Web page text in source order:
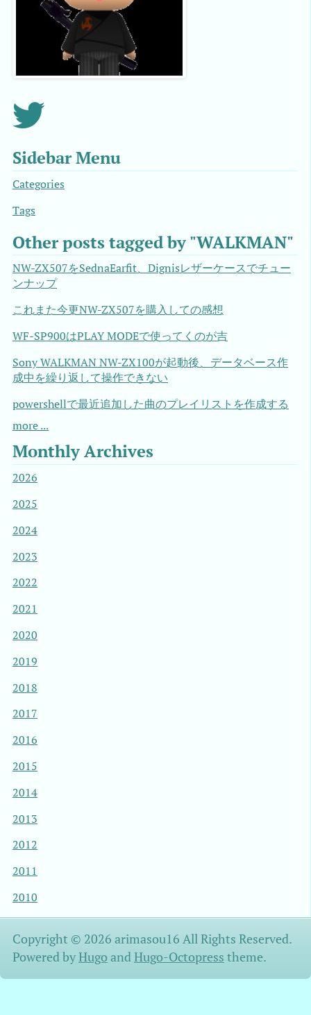
Sidebar Menu
Categories
Tags
Other posts tagged by "WALKMAN"
NW-ZX507をSednaEarfit、Dignisレザーケースでチュー
ンナップ
これまた今更NW-ZX507を購入しての感想
WF-SP900はPLAY MODEで使ってくのが吉
Sony WALKMAN NW-ZX100が起動後、データベース作
成中を繰り返して操作できない
powershellで最近追加した曲のプレイリストを作成する
more ...
Monthly Archives
2026
2025
2024
2023
2022
2021
2020
2019
2018
2017
2016
2015
2014
2013
2012
2011
2010
Copyright © 2026 arimasou16 All Rights Reserved.
Powered byHugo andHugo-Octopress theme.